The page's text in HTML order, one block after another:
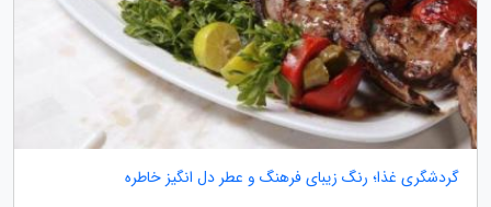
گردشگری غذا؛ رنگ زیبای فرهنگ و عطر دل انگیز خاطره